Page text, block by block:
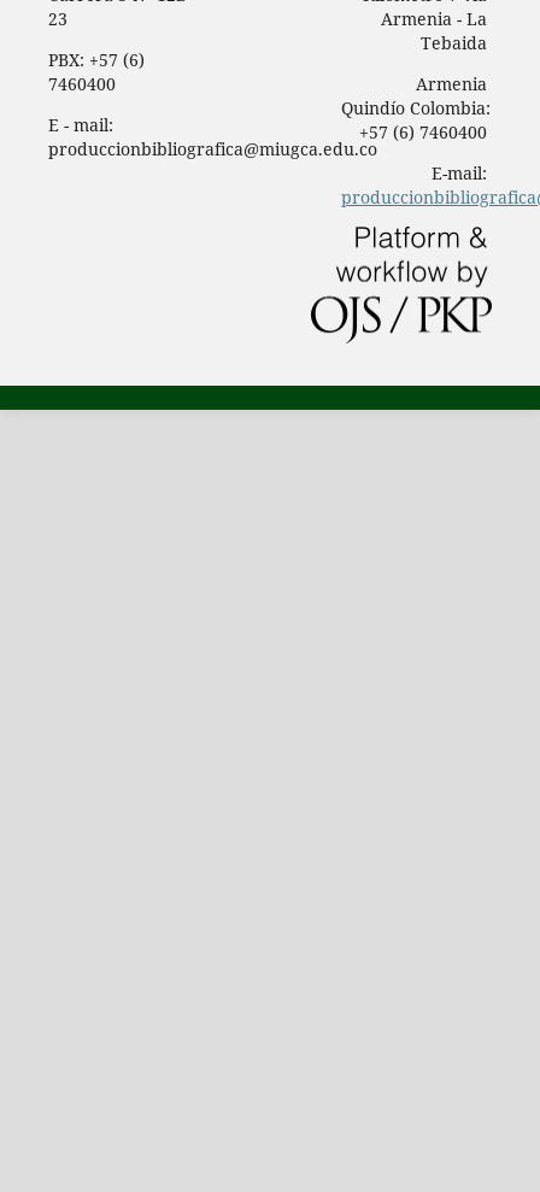
23
PBX: +57 (6)
7460400
E - mail:
produccionbibliografica@miugca.edu.co
Armenia - La
Tebaida
Armenia
Quindío Colombia:
+57 (6) 7460400
E-mail: